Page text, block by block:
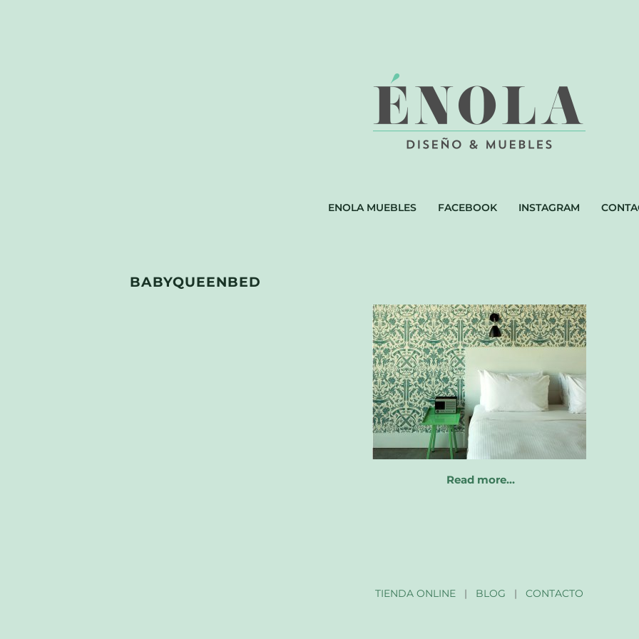
ENOLA MUEBLES FACEBOOK INSTAGRAM
BABYQUEENBED
Read more…
TIENDA ONLINE | BLOG | CONTACTO